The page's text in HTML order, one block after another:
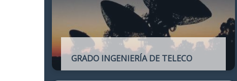
GRADO INGENIERÍA DE TELECO